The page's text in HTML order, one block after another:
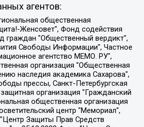
агентов:
ответственностью "Альтаир 2021", Общество с ограниченной ответственностью "Вега 2021", Общество с ограниченной ответственностью "Главный редактор 2021", Общество с ограниченной ответственностью "Ромашки монолит", Важенков Артем Валерьевич, Ивановская областная общественная организация "Центр гендерных исследований", Гурман Юрий Альбертович, Медиапроект "ОВД-Инфо", Егоров Владимир Владимирович, Жилинский Владимир Александрович, Общество с ограниченной ответственностью "ЗП", Иванова София Юрьевна, Карезина Инна Павловна, Кильтау Екатерина Викторовна, Петров Алексей Викторович, Пискунов Сергей Евгеньевич, Смирнов Сергей Сергеевич, Тихонов Михаил Сергеевич, Общество с ограниченной ответственностью "ЖУРНАЛИСТ-ИНОСТРАННЫЙ АГЕНТ", Арапова Галина Юрьевна, Вольтская Татьяна Анатольевна, Американская компания "Mason G.E.S. Anonymous Foundation" (США), являющаяся владельцем интернет-издания https://mnews.world/, Компания "Stichting Bellingcat", зарегистрированная в Нидерландах (дата регистрации 11.07.2018), Захаров Андрей Вячеславович, Клепиковская Екатерина Дмитриевна, Общество с ограниченной ответственностью "МЕМО", Перл Роман Александрович, Симонов Евгений Алексеевич, Соловьева Елена Анатольевна, Сотников Даниил Владимирович, Сурначева Елизавета Дмитриевна, Автономная некоммерческая организация по защите прав человека и информированию населения "Якутия – Наше Мнение", Общество с ограниченной ответственностью "Москоу диджитал медиа", с 26.01.2023 Общество с ограниченной ответственностью "Чайка Белые сады", Ветошкина Валерия Валерьевна, Заговора Максим Александрович, Межрегиональное общественное движение "Российская ЛГБТ - сеть", Оленичев Максим Владимирович, Павлов Иван Юрьевич, Скворцова Елена Сергеевна, Общество с ограниченной ответственностью "Как бы инагент", Кочетков Игорь Викторович, Общество с ограниченной ответственностью "Честные выборы", Еланчик Олег Александрович, Общество с ограниченной ответственностью "Нобелевский призыв", Гималова Регина Эмилевна, Григорьев Андрей Валерьевич, Григорьева Алина Александровна, Ассоциация по содействию защите прав призывников, альтернативнослужащих и военнослужащих "Правозащитная группа "Гражданин.Армия.Право", Хисамова Регина Фаритовна, Автономная некоммерческая организация по реализации социально-правовых программ "Лилит", Дальневосточное общественное движение "Маяк", Санкт-Петербургская ЛГБТ-инициативная группа "Выход", Инициативная группа ЛГБТ+ "Реверс", Алексеев Андрей Викторович, Бекбулатова Таисия Львовна, Беляев Иван Михайлович, Владыкина Елена Сергеевна, Гельман Марат Александрович, Никульшина Вероника Юрьевна, Толоконникова Надежда Андреевна, Шендерович Виктор Анатольевич, Общество с ограниченной ответственностью "Данное сообщение", Общество с ограниченной ответственностью Издательский дом "Новая глава", Айнбиндер Александра Александровна, Московский комьюнити-центр для ЛГБТ+инициатив, Благотворительный фонд развития филантропии, Deutsche Welle (Германия, Kurt-Schumacher-Strasse 3, 53113 Bonn), Борзунова Мария Михайловна, Воробьев Виктор Викторович, Голубева Анна Львовна, Константинова Алла Михайловна, Малкова Ирина Владимировна, Мурадов Мурад Абдулгалимович, Осетинская Елизавета Николаевна, Понасенков Евгений Николаевич, Ганапольский Матвей Юрьевич, Киселев Евгений Алексеевич, Борухович Ирина Григорьевна, Дремин Иван Тимофеевич, Дубровский Дмитрий Викторович, Красноярская региональная общественная организация поддержки и развития альтернативных образовательных технологий и межкультурных коммуникаций "ИНТЕРРА", Маяковская Екатерина Алексеевна, Фейгин Марк Захарович, Филимонов Андрей Викторович, Дзугкоева Регина Николаевна, Доброхотов Роман Александрович, Дудь Юрий Александрович, Елкин Сергей Владимирович, Кругликов Кирилл Игоревич, Сабунаева Мария Леонидовна, Семенов Алексей Владимирович, Шаинян Карен Багратович, Шульман Екатерина Михайловна, Асафьев Артур Валерьевич, Вахштайн Виктор Семенович, Венедиктов Алексей Алексеевич, Лушникова Екатерина Евгеньевна, Волков Леонид Михайлович, Невзоров Александр Глебович, Пархоменко Сергей Борисович, Сироткин Ярослав Николаевич, Кара-Мурза Владимир Владимирович, Баранова Наталья Владимировна, Гозман Леонид Яковлевич, Кагарлицкий Борис Юльевич, Климарев Михаил Валерьевич, Милов Владимир Станиславович, Автономная некоммерческая организация Краснодарский центр современного искусства "Типография", Моргенштерн Алишер Тагирович, Соболь Любовь Эдуардовна, Общество с ограниченной ответственностью "ЛИЗА НОРМ", Каспаров Гарри Кимович, Ходорковский Михаил Борисович, Общество с ограниченной ответственностью "Апрельские тезисы", Данилович Ирина Брониславовна, Кашин Олег Владимирович, Петров Николай Владимирович, Пивоваров Алексей Владимирович, Соколов Михаил Владимирович, Цветкова Юлия Владимировна, Чичваркин Евгений Александрович, Комитет против пыток/Команда против пыток, Общество с ограниченной ответственностью "Первый научный", Общество с ограниченной ответственностью "Вертолет и ко", Белоцерковская Вероника Борисовна, Кац Максим Евгеньевич, Лазарева Татьяна Юрьевна, Шаведдинов Руслан Табризович, Яшин Илья Валерьевич, Общество с ограниченной ответственностью "Иноагент ААВ", Алешковский Дмитрий Петрович, Альбац Евгения Марковна, Быков Дмитрий Львович, Галямина Юлия Евгеньевна, Лойко Сергей Леонидович, Мартынов Кирилл Константинович, Медведев Сергей Александрович, Крашенинников Федор Геннадиевич, Гордеева Катерина Вл